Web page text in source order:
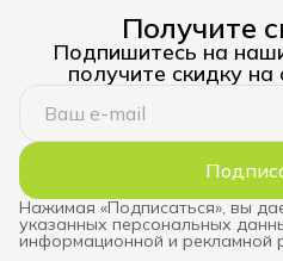
Получите
Подпишитесь на
получите скидку
Нажимая «Подписаться», вы
указанных персональных
информационной и рекламной